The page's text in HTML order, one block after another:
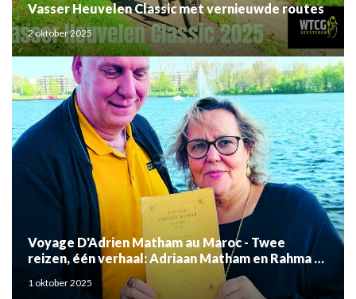
Vasser Heuvelen Classic met vernieuwde routes
2 oktober 2025
Voyage D'Adrien Matham au Maroc - Twee
reizen, één verhaal: Adriaan Matham en Rahma el
Mouden
1 oktober 2025